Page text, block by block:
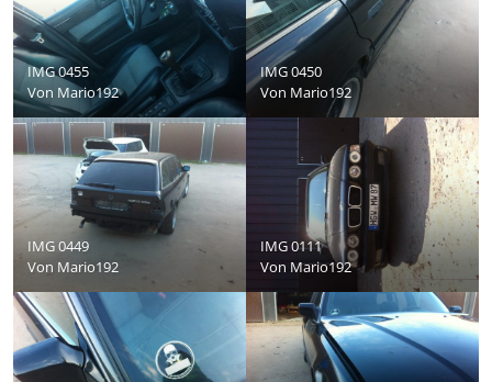
IMG 0455
Von Mario192
IMG 0450
Von Mario192
IMG 0449
Von Mario192
IMG 0111
Von Mario192